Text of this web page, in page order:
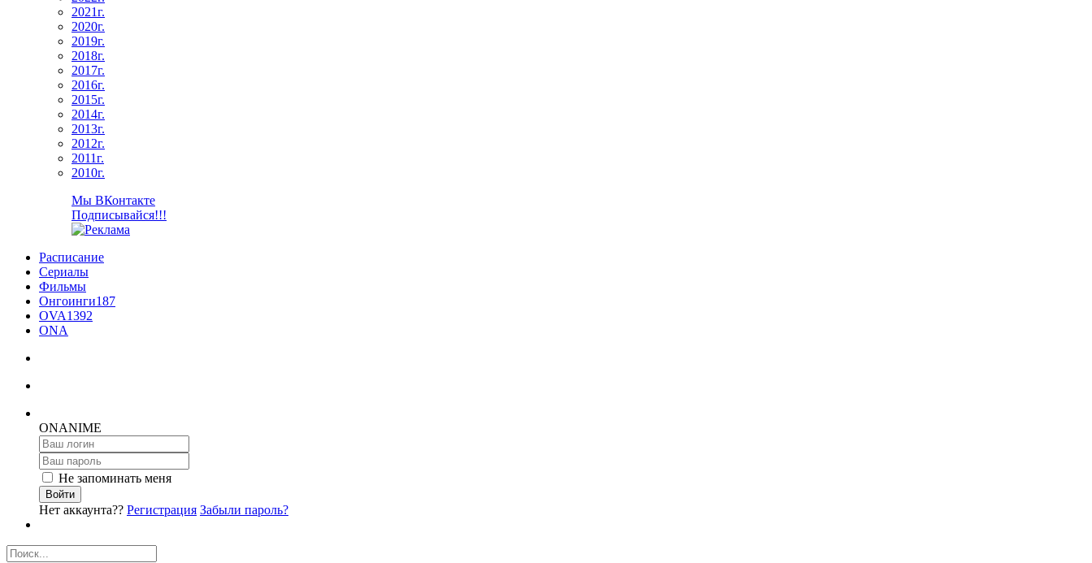
2021г.
2020г.
2019г.
2018г.
2017г.
2016г.
2015г.
2014г.
2013г.
2012г.
2011г.
2010г.
Мы ВКонтакте
Подписывайся!!!
Расписание
Сериалы
Фильмы
Онгоинги187
OVA1392
ONA
ONANIME
Не запоминать меня
Войти
Нет аккаунта?? Регистрация Забыли пароль?